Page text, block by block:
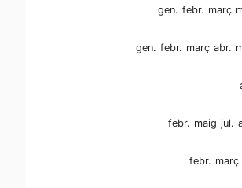
gen. febr. març
gen. febr. març abr.
febr. maig jul.
febr. març